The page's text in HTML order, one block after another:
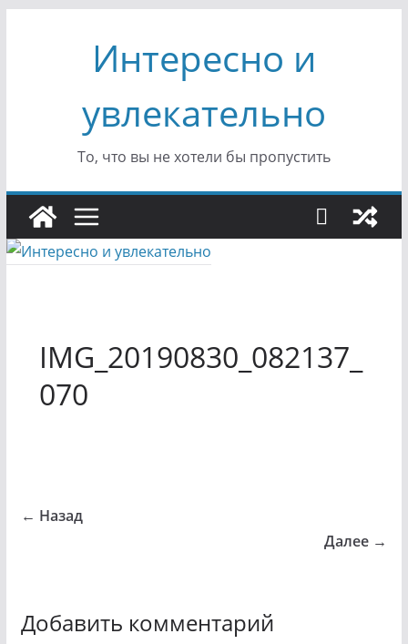
содержимомуИнтересно и
увлекательно
То, что вы не хотели бы пропустить
IMG_20190830_082137_
070
← Назад
Далее →
Добавить комментарий